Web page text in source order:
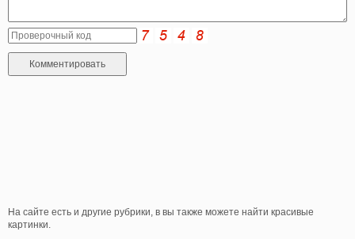
На сайте есть и другие рубрики, в вы также можете найти красивые
картинки.